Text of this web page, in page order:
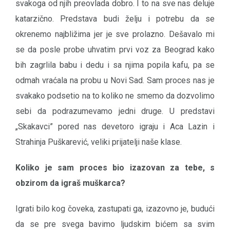
svakoga od njih preovlada dobro. I to na sve nas deluje
katarzično. Predstava budi želju i potrebu da se
okrenemo najbližima jer je sve prolazno. Dešavalo mi
se da posle probe uhvatim prvi voz za Beograd kako
bih zagrlila babu i dedu i sa njima popila kafu, pa se
odmah vraćala na probu u Novi Sad. Sam proces nas je
svakako podsetio na to koliko ne smemo da dozvolimo
sebi da podrazumevamo jedni druge. U predstavi
„Skakavci” pored nas devetoro igraju i Aca Lazin i
Strahinja Puškarević, veliki prijatelji naše klase.
Koliko je sam proces bio izazovan za tebe, s
obzirom da igraš muškarca?
Igrati bilo kog čoveka, zastupati ga, izazovno je, budući
da se pre svega bavimo ljudskim bićem sa svim